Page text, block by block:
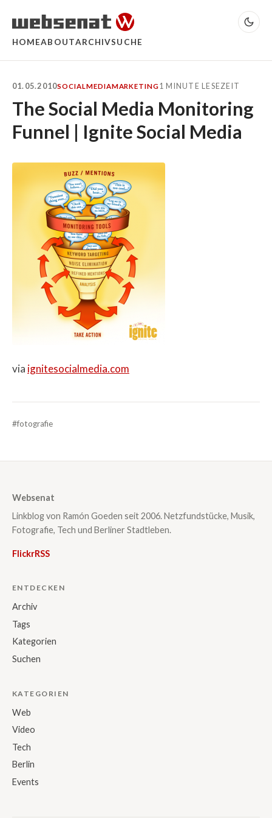
HOMEABOUTARCHIVSUCHE
01.05.2010SOCIALMEDIAMARKETING1 MINUTE LESEZEIT
The Social Media Monitoring
Funnel | Ignite Social Media
via ignitesocialmedia.com
#fotografie
Websenat
Linkblog von Ramón Goeden seit 2006. Netzfundstücke, Musik,
Fotografie, Tech und Berliner Stadtleben.
FlickrRSS
ENTDECKEN
Archiv
Tags
Kategorien
Suchen
KATEGORIEN
Web
Video
Tech
Berlin
Events